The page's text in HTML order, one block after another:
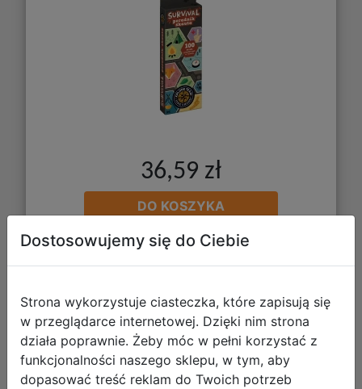
36,59 zł
DO KOSZYKA
Dostosowujemy się do Ciebie
Strona wykorzystuje ciasteczka, które zapisują się
w przeglądarce internetowej. Dzięki nim strona
działa poprawnie. Żeby móc w pełni korzystać z
funkcjonalności naszego sklepu, w tym, aby
dopasować treść reklam do Twoich potrzeb